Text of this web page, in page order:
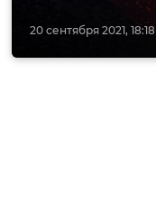
20 сентября 2021, 18:18